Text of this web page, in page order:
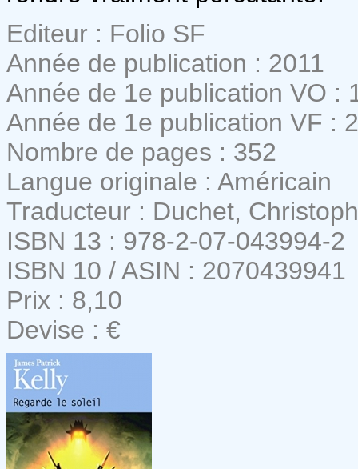
Editeur : Folio SF
Année de publication : 2011
Année de 1e publication VO :
Année de 1e publication VF :
Nombre de pages : 352
Langue originale : Américain
Traducteur : Duchet,
ISBN 13 : 978-2-07-043994-2
ISBN 10 / ASIN : 2070439941
Prix : 8,10
Devise : €